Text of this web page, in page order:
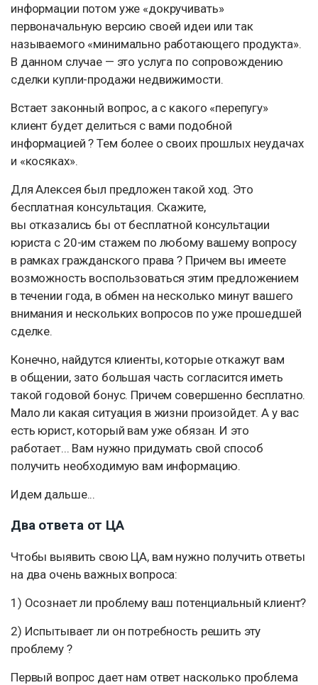
информации потом уже «докручивать»
первоначальную версию своей идеи или так
называемого «минимально работающего продукта».
В данном случае — это услуга по сопровождению
сделки купли-продажи недвижимости.
Встает законный вопрос, а с какого «перепугу»
клиент будет делиться с вами подобной
информацией ? Тем более о своих прошлых неудачах
и «косяках».
Для Алексея был предложен такой ход. Это
бесплатная консультация. Скажите,
вы отказались бы от бесплатной консультации
юриста с 20-им стажем по любому вашему вопросу
в рамках гражданского права ? Причем вы имеете
возможность воспользоваться этим предложением
в течении года, в обмен на несколько минут вашего
внимания и нескольких вопросов по уже прошедшей
сделке.
Конечно, найдутся клиенты, которые откажут вам
в общении, зато большая часть согласится иметь
такой годовой бонус. Причем совершенно бесплатно.
Мало ли какая ситуация в жизни произойдет. А у вас
есть юрист, который вам уже обязан. И это
работает... Вам нужно придумать свой способ
получить необходимую вам информацию.
Идем дальше...
Два ответа от ЦА
Чтобы выявить свою ЦА, вам нужно получить ответы
на два очень важных вопроса:
1) Осознает ли проблему ваш потенциальный клиент?
2) Испытывает ли он потребность решить эту
проблему ?
Первый вопрос дает нам ответ насколько проблема